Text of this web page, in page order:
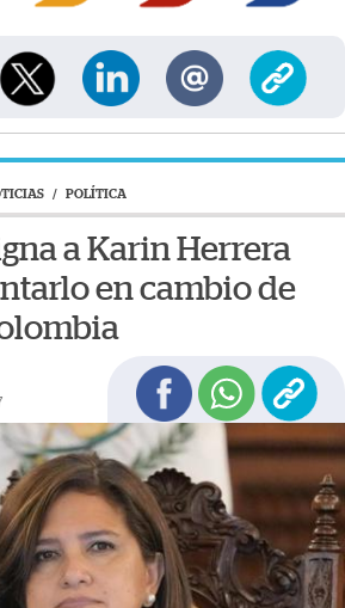
/ POLÍTICA
a Karin Herrera
en cambio de